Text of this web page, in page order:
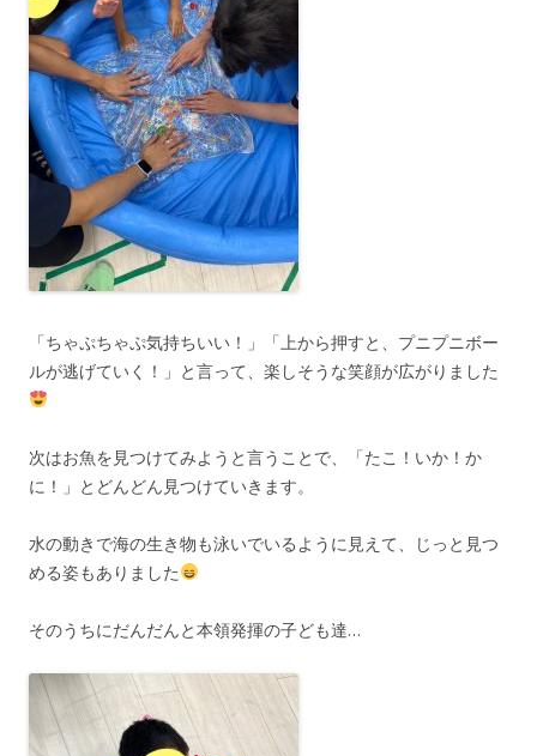
「ちゃぷちゃぷ気持ちいい！」「上から押すと、プニプニボー
ルが逃げていく！」と言って、楽しそうな笑顔が広がりました
次はお魚を見つけてみようと言うことで、「たこ！いか！か
に！」とどんどん見つけていきます。
水の動きで海の生き物も泳いでいるように見えて、じっと見つ
める姿もありました
そのうちにだんだんと本領発揮の子ども達…